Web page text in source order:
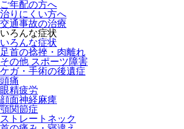
ご年配の方へ
治りにくい方へ
交通事故の治療
いろんな症状
いろんな症状
足首の捻挫・肉離れ
その他 スポーツ障害
ケガ・手術の後遺症
頭痛
眼精疲労
顔面神経麻痺
顎関節症
ストレートネック